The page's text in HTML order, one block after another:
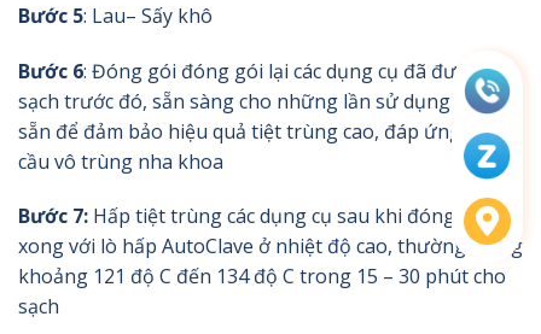
Bước 5: Lau– Sấy khô
Bước 6: Đóng gói đóng gói lại các dụng cụ đã được làm
sạch trước đó, sẵn sàng cho những lần sử dụng sau,
sẵn để đảm bảo hiệu quả tiệt trùng cao, đáp ứng yêu
cầu vô trùng nha khoa
Bước 7: Hấp tiệt trùng các dụng cụ sau khi đóng gói
xong với lò hấp AutoClave ở nhiệt độ cao, thường trong
khoảng 121 độ C đến 134 độ C trong 15 – 30 phút cho
sạch